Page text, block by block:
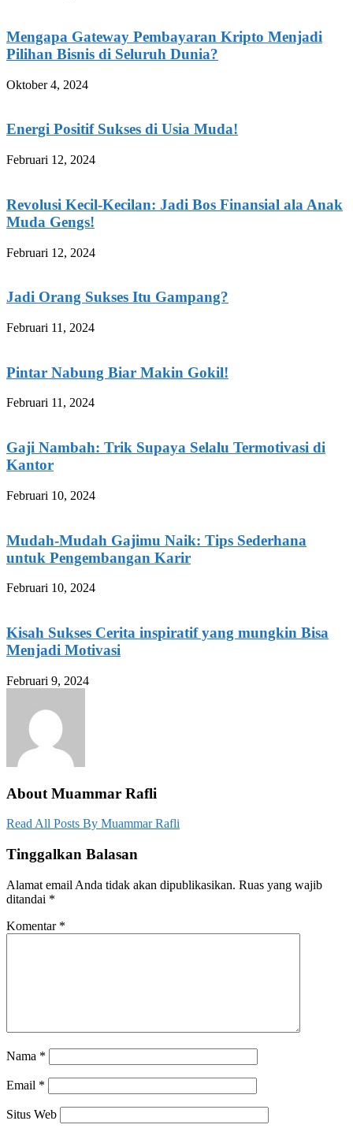
Mengapa Gateway Pembayaran Kripto Menjadi
Pilihan Bisnis di Seluruh Dunia?
Oktober 4, 2024
Energi Positif Sukses di Usia Muda!
Februari 12, 2024
Revolusi Kecil-Kecilan: Jadi Bos Finansial ala Anak
Muda Gengs!
Februari 12, 2024
Jadi Orang Sukses Itu Gampang?
Februari 11, 2024
Pintar Nabung Biar Makin Gokil!
Februari 11, 2024
Gaji Nambah: Trik Supaya Selalu Termotivasi di
Kantor
Februari 10, 2024
Mudah-Mudah Gajimu Naik: Tips Sederhana
untuk Pengembangan Karir
Februari 10, 2024
Kisah Sukses Cerita inspiratif yang mungkin Bisa
Menjadi Motivasi
Februari 9, 2024
About Muammar Rafli
Read All Posts By Muammar Rafli
Tinggalkan Balasan
Alamat email Anda tidak akan dipublikasikan. Ruas yang wajib
ditandai *
Komentar *
Nama *
Email *
Situs Web